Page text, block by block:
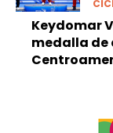
Keydomar
medalla de